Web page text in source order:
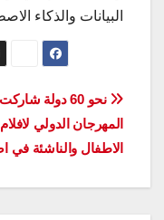
البيانات والذكاء
تصفّح
المقالات
نحو 60 دولة
المهرجان الدولي لافلام
الاطفال والناشئة في